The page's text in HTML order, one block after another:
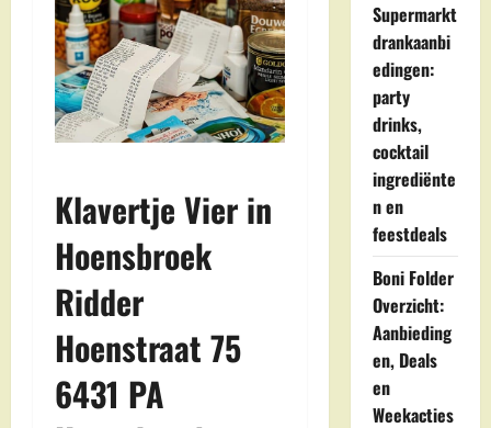
Klavertje Vier in
Hoensbroek
Ridder
Hoenstraat 75
6431 PA
Supermarkt
drankaanbi
edingen:
party
drinks,
cocktail
ingrediënte
n en
feestdeals
Boni Folder
Overzicht:
Aanbieding
en, Deals
en
Weekacties